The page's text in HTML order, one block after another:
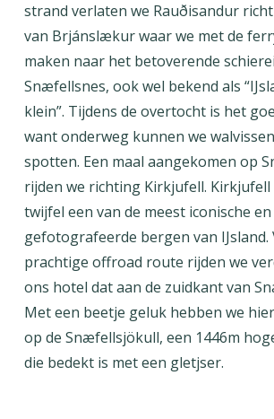
strand verlaten we Rauðisandur
van Brjánslækur waar we met de
maken naar het betoverende
Snæfellsnes, ook wel bekend als
klein”. Tijdens de overtocht is het
want onderweg kunnen we
spotten. Een maal aangekomen op
rijden we richting Kirkjufell. Kirkjufell
twijfel een van de meest iconische en
gefotografeerde bergen van IJsland.
prachtige offroad route rijden we
ons hotel dat aan de zuidkant van
Met een beetje geluk hebben we
op de Snæfellsjökull, een 1446m
die bedekt is met een gletjser.